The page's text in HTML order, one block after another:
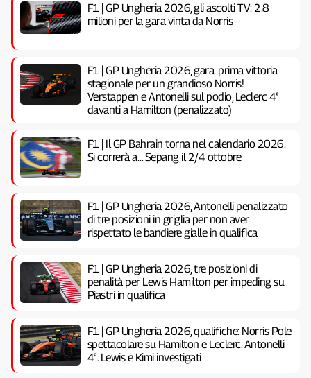
F1 | GP Ungheria 2026, gli ascolti TV: 2.8
milioni per la gara vinta da Norris
F1 | GP Ungheria 2026, gara: prima vittoria
stagionale per un grandioso Norris!
Verstappen e Antonelli sul podio, Leclerc 4°
davanti a Hamilton (penalizzato)
F1 | Il GP Bahrain torna nel calendario 2026.
Si correrà a… Sepang il 2/4 ottobre
F1 | GP Ungheria 2026, Antonelli penalizzato
di tre posizioni in griglia per non aver
rispettato le bandiere gialle in qualifica
F1 | GP Ungheria 2026, tre posizioni di
penalità per Lewis Hamilton per impeding su
Piastri in qualifica
F1 | GP Ungheria 2026, qualifiche: Norris Pole
spettacolare su Hamilton e Leclerc. Antonelli
4°. Lewis e Kimi investigati